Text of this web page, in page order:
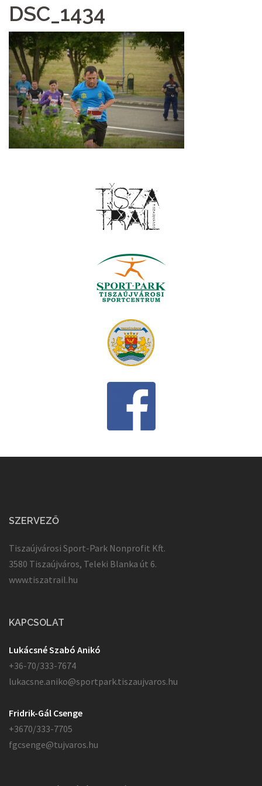
DSC_1434
SZERVEZŐ
Tiszaújvárosi Sport-Park Nonprofit Kft.
3580 Tiszaújváros, Teleki Blanka út 6.
www.tiszatrail.hu
KAPCSOLAT
Lukácsné Szabó Anikó
+36-70/333-7674
lukacsne.aniko@sportpark.tiszaujvaros.hu
Fridrik-Gál Csenge
+3670/333-7705
fgcsenge@tujvaros.hu